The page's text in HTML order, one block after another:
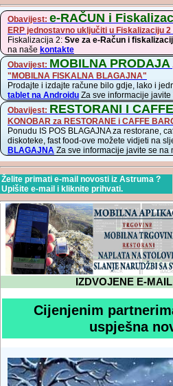
Obavijest: e-RAČUN i
ERP jednostavno uključiti u Fiskalizaciju 2
Fiskalizacija 2: Sve za e-Račun i
na naše kontakte
Obavijest: MOBILNA PRODAJA
"MOBILNA FISKALNA BLAGAJNA"
Prodajte i izdajte račune bilo gdje, lako i
tablet na Androidu Za sve informacije javite
Obavijest: RESTORANI I
KONOBAR za RESTORANE i CAFFE
Ponudu IS POS BLAGAJNA za restorane,
diskoteke, fast food-ove možete vidjeti na
BLAGAJNA Za sve informacije javite se na
Želite primati e-mail novosti iz Astruma ?
Upišite e-mail i kliknite prihvati.
IZDVOJENE E-
Cijenjenim
uspješna